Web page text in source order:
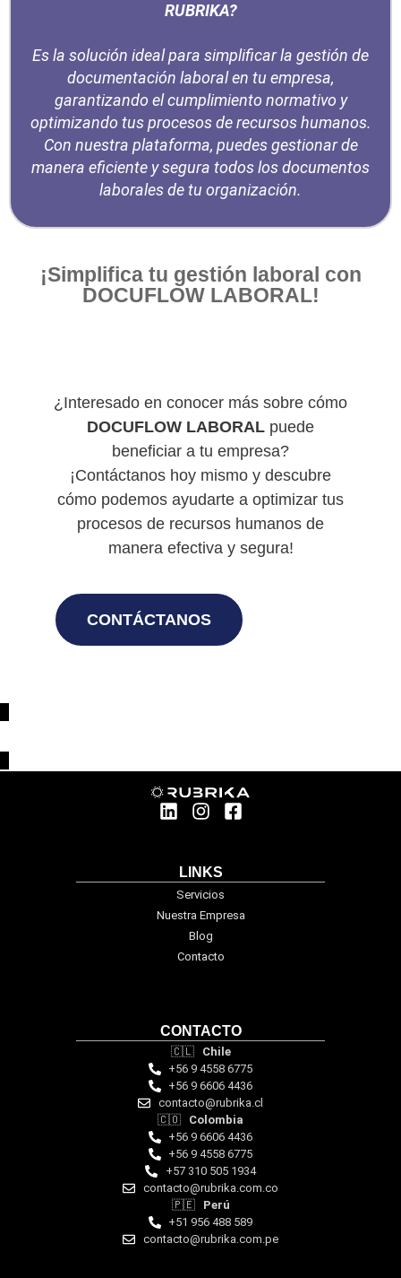
RUBRIKA?
Es la solución ideal para simplificar la gestión de
documentación laboral en tu empresa,
garantizando el cumplimiento normativo y
optimizando tus procesos de recursos humanos.
Con nuestra plataforma, puedes gestionar de
manera eficiente y segura todos los documentos
laborales de tu organización.
¡Simplifica tu gestión laboral con
DOCUFLOW LABORAL!
¿Interesado en conocer más sobre cómo
DOCUFLOW LABORAL puede
beneficiar a tu empresa?
¡Contáctanos hoy mismo y descubre
cómo podemos ayudarte a optimizar tus
procesos de recursos humanos de
manera efectiva y segura!
CONTÁCTANOS
LINKS
Servicios
Nuestra Empresa
Blog
Contacto
CONTACTO
🇨🇱 Chile
+56 9 4558 6775
+56 9 6606 4436
contacto@rubrika.cl
🇨🇴 Colombia
+56 9 6606 4436
+56 9 4558 6775
‪+57 310 505 1934‬
contacto@rubrika.com.co
🇵🇪 Perú
+51 956 488 589
contacto@rubrika.com.pe